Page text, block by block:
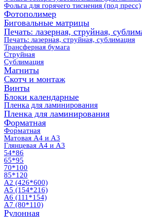
Фольга для горячего тиснения (под пресс)
Фотополимер
Биговальные матрицы
Печать: лазерная, струйная,
Печать: лазерная, струйная, сублимация
Трансферная бумага
Струйная
Сублимация
Магниты
Скотч и монтаж
Винты
Блоки календарные
Пленка для ламинирования
Пленка для ламинирования
Форматная
Форматная
Матовая А4 и А3
Глянцевая А4 и А3
54*86
65*95
70*100
85*120
А2 (426*600)
А5 (154*216)
А6 (111*154)
А7 (80*110)
Рулонная